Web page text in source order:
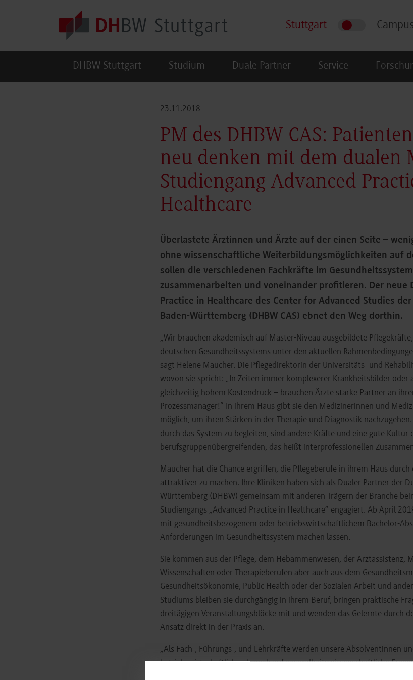
Stuttgart
DHBW Stuttgart Studium Duale Partner Service
23.11.2018
PM des DHBW CAS:
neu denken mit dem dualen
Studiengang Advanced
Healthcare
Überlastete Ärztinnen und Ärzte auf der einen Seite –
ohne wissenschaftliche Weiterbildungsmöglichkeiten auf
sollen die verschiedenen Fachkräfte im
zusammenarbeiten und voneinander profitieren. Der neue
Practice in Healthcare des Center for Advanced Studies
Baden-Württemberg (DHBW CAS) ebnet den Weg dorthin.
„Wir brauchen akademisch auf Master-Niveau ausgebildete
deutschen Gesundheitssystems unter den aktuellen
sagt Helene Maucher. Die Pflegedirektorin der Universitäts- und
wovon sie spricht: „In Zeiten immer komplexerer Krankheitsbilder oder
gleichzeitig hohem Kostendruck – brauchen Ärzte starke Partner an
Prozessmanager!“ In ihrem Haus gibt sie den Medizinerinnen und
möglich, um ihren Stärken in der Therapie und Diagnostik
durch das System zu begleiten, sind andere Kräfte und eine gute Kultur
berufsgruppenübergreifenden, das heißt interprofessionellen
Maucher hat die Chance ergriffen, die Pflegeberufe in ihrem Haus
attraktiver zu machen. Ihre Kliniken haben sich als Dualer Partner der
Württemberg (DHBW) gemeinsam mit anderen Trägern der Branche
Studiengangs „Advanced Practice in Healthcare“ engagiert. Ab April
mit gesundheitsbezogenem oder betriebswirtschaftlichem Bachelor-
Anforderungen im Gesundheitssystem machen lassen.
Sie kommen aus der Pflege, dem Hebammenwesen, der Arztassistenz,
Wissenschaften oder Therapieberufen aber auch aus dem
Gesundheitsökonomie, Public Health oder der Sozialen Arbeit und
Studiums bleiben sie durchgängig in ihrem Beruf, bringen praktische
dreitägigen Veranstaltungsblöcke mit und wenden das Gelernte durch
Ansatz direkt in der Praxis an.
„Als Fach-, Führungs-, und Lehrkräfte werden unsere Absolventinnen
betriebswirtschaftliche als auch auf gesundheitswissenschaftliche